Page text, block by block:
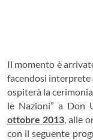
Il momento è
facendosi interprete
ospiterà la
le Nazioni” a Don
ottobre 2013, alle
con il seguente